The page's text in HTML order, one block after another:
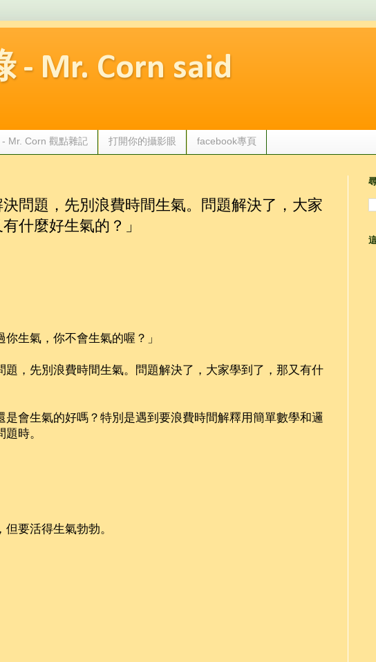
- Mr. Corn said
Mr. Corn 觀點雜記 打開你的攝影眼 facebook專頁
決問題，先別浪費時間生氣。問題解決了，大家
什麼好生氣的？」
你生氣，你不會生氣的喔？」
題，先別浪費時間生氣。問題解決了，大家學到了，那又有什
是會生氣的好嗎？特別是遇到要浪費時間解釋用簡單數學和邏
時。
要活得生氣勃勃。